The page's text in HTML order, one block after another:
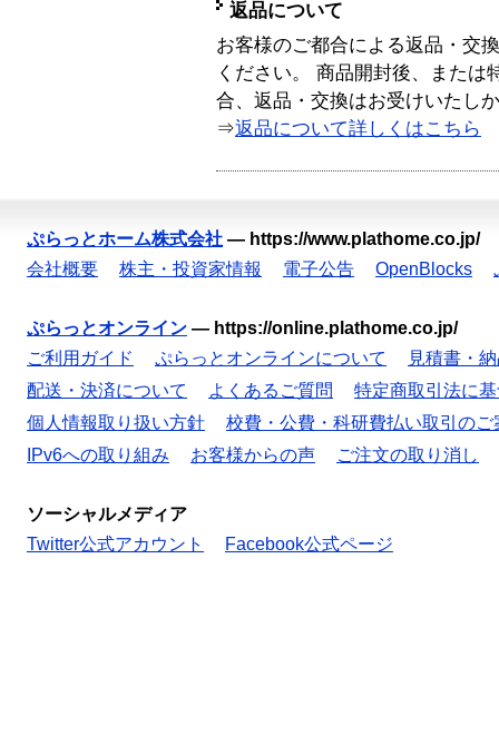
返品について
お客様のご都合による返品・交
ください。 商品開封後、または
合、返品・交換はお受けいたし
⇒返品について詳しくはこちら
ぷらっとホーム株式会社 — https://www.plathome.co.jp/
会社概要
株主・投資家情報 電子公告 OpenBlocks
ぷらっとオンライン — https://online.plathome.co.jp/
ご利用ガイド
ぷらっとオンラインについて
見積書・
配送・決済について
よくあるご質問
特定商取引法に
個人情報取り扱い方針
校費・公費・科研費払い取引のご
IPv6への取り組み
お客様からの声 ご注文の取り消し
ソーシャルメディア
Twitter公式アカウント
Facebook公式ページ